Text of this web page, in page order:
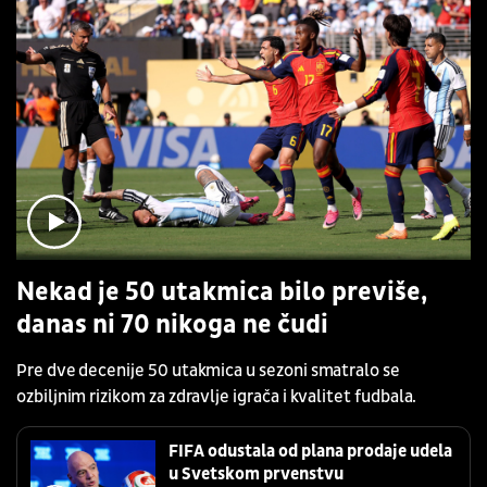
Nekad je 50 utakmica bilo previše,
danas ni 70 nikoga ne čudi
Pre dve decenije 50 utakmica u sezoni smatralo se
ozbiljnim rizikom za zdravlje igrača i kvalitet fudbala.
FIFA odustala od plana prodaje udela
u Svetskom prvenstvu